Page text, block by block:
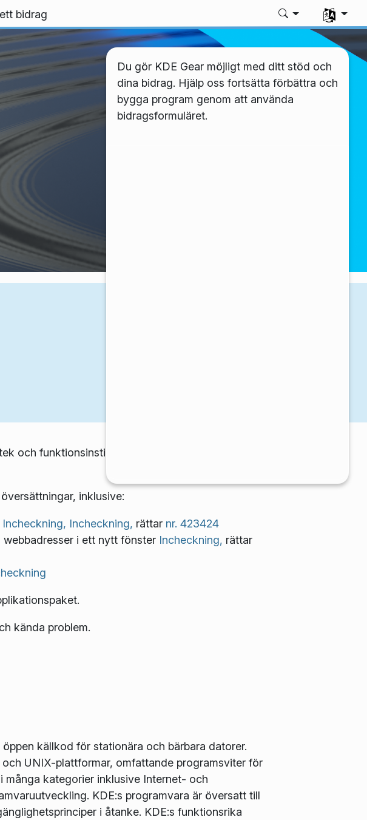
bidrag
Välj ditt
Du gör KDE Gear möjligt med ditt stöd och
dina bidrag. Hjälp oss fortsätta förbättra och
bygga program genom att använda
bidragsformuläret.
och funktionsinsticksprogram ges samtidigt ut
inklusive:
Incheckning, Incheckning, rättar nr. 423424
i ett nytt fönster Incheckning, rättar
kända problem.
källkod för stationära och bärbara datorer.
UNIX-plattformar, omfattande programsviter för
kategorier inklusive Internet- och
KDE:s programvara är översatt till
i åtanke. KDE:s funktionsrika